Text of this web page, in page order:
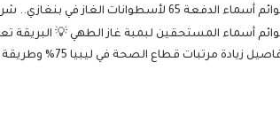
الدفعة 65 لأسطوانات الغاز في بنغازي.. شركة البريقة تدعو المستفيدين للاستلام خلال 10 أيام
أسماء المستحقين لبمبة غاز الطهي 💡 البريقة تعلن
زيادة مرتبات قطاع الصحة في ليبيا 75% وطريقة المطالبة بالفروقات المالية المتبقية عن طريق وزارة الصحة الليبية؟